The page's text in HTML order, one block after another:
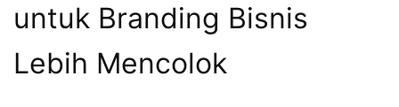
untuk Branding Bisnis
Lebih Mencolok